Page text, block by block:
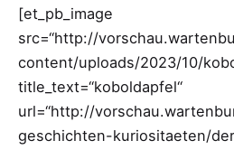
[et_pb_image
src=“http://
content/uploads/2023/10/
title_text=“koboldapfel“
url=“http://
geschichten-kuriositaeten/